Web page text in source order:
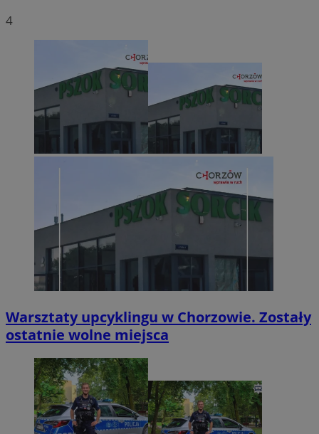
4
Warsztaty upcyklingu w Chorzowie. Zostały
ostatnie wolne miejsca